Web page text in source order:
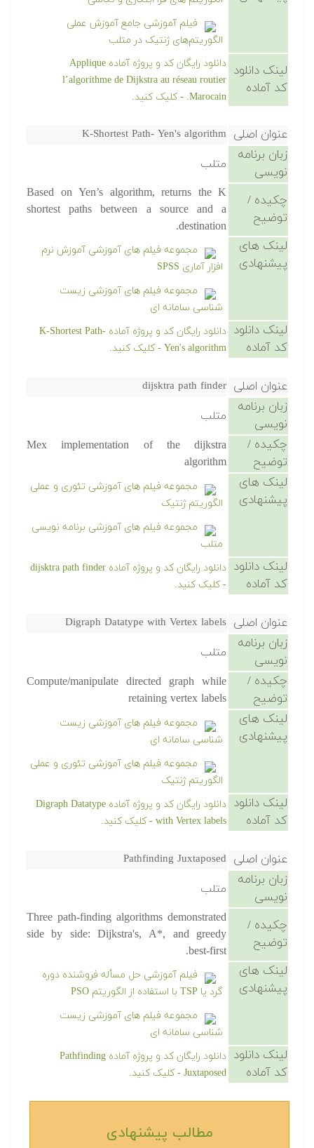
فیلم آموزشی جامع آموزش عملی
الگوریتم‌های ژنتیک در متلب
لینک دانلود
کد آماده
دانلود رایگان کد و پروژه آماده Applique
l’algorithme de Dijkstra au réseau routier
Marocain. - کلیک کنید.
عنوان اصلی K-Shortest Path- Yen's algorithm
زبان برنامه
نویسی
متلب
چکیده /
توضیح
Based on Yen’s algorithm, returns the K
shortest paths between a source and a
destination.
لینک های
پیشنهادی
مجموعه فیلم های آموزشی آموزش نرم
افزار آماری SPSS
مجموعه فیلم های آموزشی زیست
شناسی سامانه ای
لینک دانلود
کد آماده
دانلود رایگان کد و پروژه آماده K-Shortest Path-
Yen's algorithm - کلیک کنید.
عنوان اصلی dijsktra path finder
زبان برنامه
نویسی
متلب
چکیده /
توضیح
Mex implementation of the dijkstra
algorithm
لینک های
پیشنهادی
مجموعه فیلم های آموزشی تئوری و عملی
الگوریتم ژنتیک
مجموعه فیلم های آموزشی برنامه نویسی
متلب
لینک دانلود
کد آماده
دانلود رایگان کد و پروژه آماده dijsktra path finder
- کلیک کنید.
عنوان اصلی Digraph Datatype with Vertex labels
زبان برنامه
نویسی
متلب
چکیده /
توضیح
Compute/manipulate directed graph while
retaining vertex labels
لینک های
پیشنهادی
مجموعه فیلم های آموزشی زیست
شناسی سامانه ای
مجموعه فیلم های آموزشی تئوری و عملی
الگوریتم ژنتیک
لینک دانلود
کد آماده
دانلود رایگان کد و پروژه آماده Digraph Datatype
with Vertex labels - کلیک کنید.
عنوان اصلی Pathfinding Juxtaposed
زبان برنامه
نویسی
متلب
چکیده /
توضیح
Three path-finding algorithms demonstrated
side by side: Dijkstra's, A*, and greedy
best-first.
لینک های
پیشنهادی
فیلم آموزشی حل مسأله فروشنده دوره
گرد یا TSP با استفاده از الگوریتم PSO
مجموعه فیلم های آموزشی زیست
شناسی سامانه ای
لینک دانلود
کد آماده
دانلود رایگان کد و پروژه آماده Pathfinding
Juxtaposed - کلیک کنید.
مطالب پیشنهادی‎